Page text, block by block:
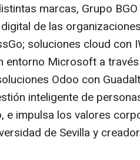
marcas, Grupo
de las
; soluciones cloud con
entorno Microsoft a
Odoo con
inteligente de
, e impulsa los valores
de Sevilla y